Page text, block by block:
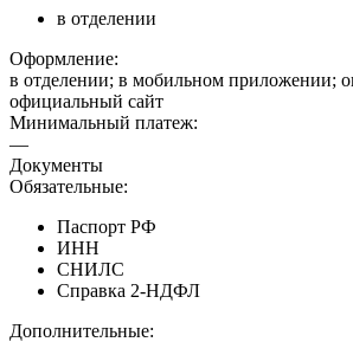
в отделении
Оформление:
в отделении; в мобильном приложении;
официальный сайт
Минимальный платеж:
—
Документы
Обязательные:
Паспорт РФ
ИНН
СНИЛС
Справка 2-НДФЛ
Дополнительные: